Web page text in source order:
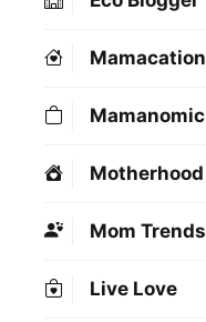
Mamacation
Mamanomic
Motherhood
Mom Trends
Live Love